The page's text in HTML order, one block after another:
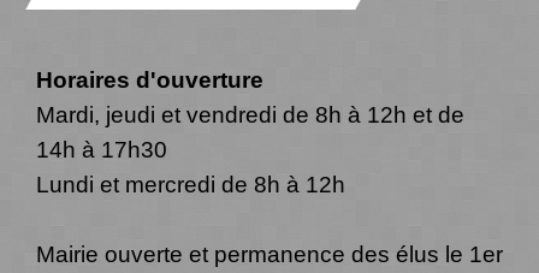
Horaires d'ouverture
Mardi, jeudi et vendredi de 8h à 12h et de
14h à 17h30
Lundi et mercredi de 8h à 12h
Mairie ouverte et permanence des élus le 1er